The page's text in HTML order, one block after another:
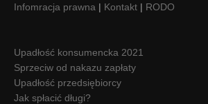
Infomracja prawna | Kontakt | RODO
Upadłość konsumencka 2021
Sprzeciw od nakazu zapłaty
Upadłość przedsiębiorcy
Jak spłacić długi?